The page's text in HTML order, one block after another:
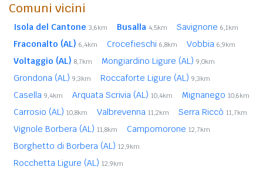
Comuni vicini
Isola del Cantone 3,6km Busalla 4,5km Savignone 6,1km
Fraconalto (AL) 6,4km Crocefieschi 6,8km Vobbia 6,9km
Voltaggio (AL) 8,7km Mongiardino Ligure (AL) 9,0km
Grondona (AL) 9,3km Roccaforte Ligure (AL) 9,3km
Casella 9,4km Arquata Scrivia (AL) 10,4km Mignanego 10,6km
Carrosio (AL) 10,8km Valbrevenna 11,2km Serra Riccò 11,7km
Vignole Borbera (AL) 11,8km Campomorone 12,7km
Borghetto di Borbera (AL) 12,9km
Rocchetta Ligure (AL) 12,9km